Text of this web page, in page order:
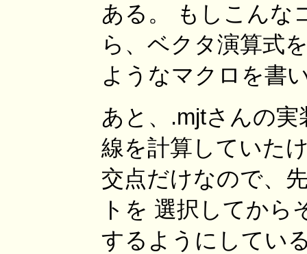
ある。 もしこんな
ら、ベクタ演算式
ようなマクロを書
あと、.mjtさんの
線を計算していた
交点だけなので、
トを 選択してから
するようにしてい